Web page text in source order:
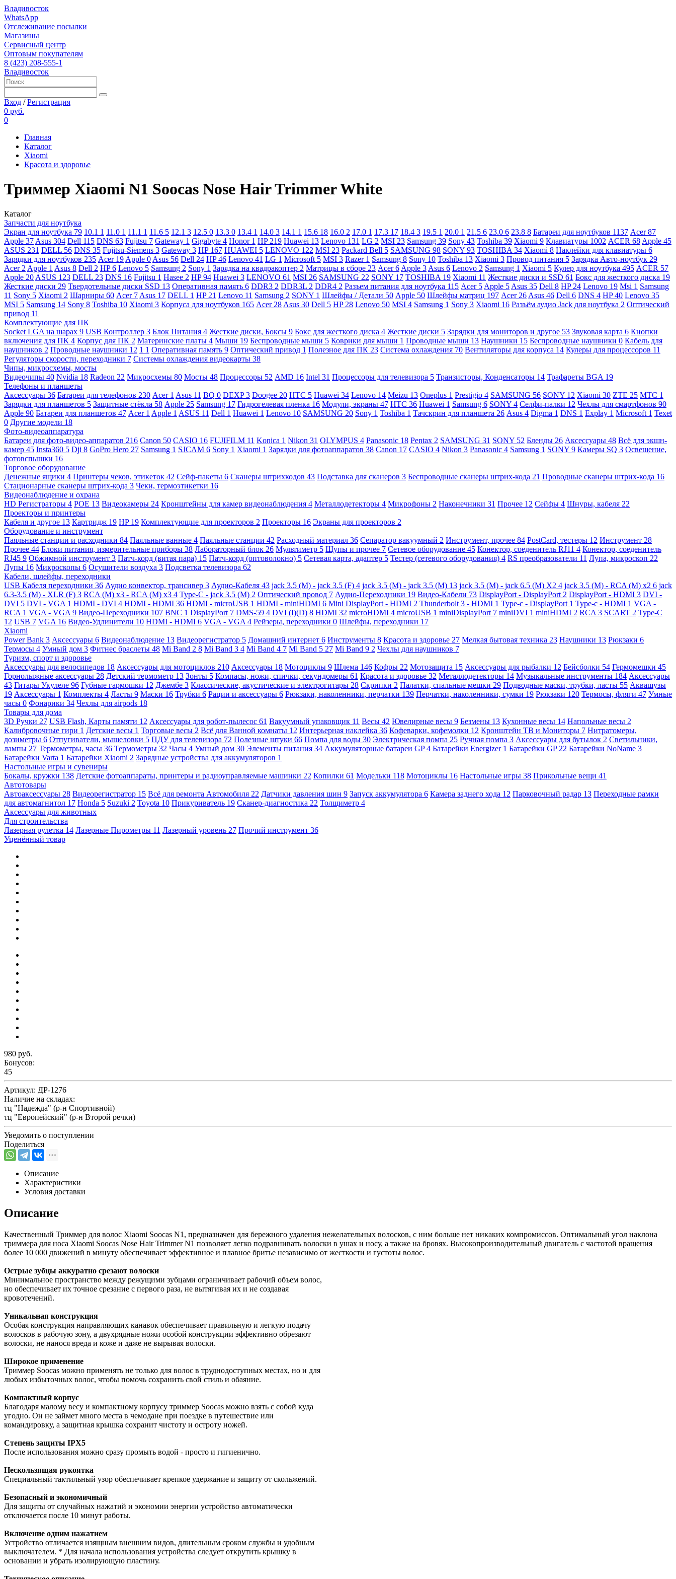
Владивосток
WhatsApp
Отслеживание посылки
Магазины
Сервисный центр
Оптовым покупателям
8 (423) 208-555-1
Владивосток
Вход /Регистрация
0 руб.
0
Главная
Каталог
Xiaomi
Красота и здоровье
Триммер Xiaomi N1 Soocas Nose Hair Trimmer White
Каталог
Запчасти для ноутбука
Экран для ноутбука 79 10.1 1 11.0 1 11.1 1 11.6 5 12.1 3 12.5 0 13.3 0 13.4 1 14.0 3 14.1 1 15.6 18 16.0 2 17.0 1 17.3 17 18.4 3 19.5 1 20.0 1 21.5 6 23.0 6 23.8 8 Батареи для ноутбуков 1137 Acer87
Apple 37 Asus 304 Dell 115 DNS 63 Fujitsu 7 Gateway 1 Gigabyte 4 Honor 1 HP 219 Huawei 13 Lenovo 131 LG 2 MSI 23 Samsung 39 Sony 43 Toshiba 39 Xiaomi 9 Клавиатуры 1002 ACER 68 Apple 45
ASUS 231 DELL 56 DNS 35 Fujitsu-Siemens 3 Gateway 3 HP 167 HUAWEI 5 LENOVO 122 MSI 23 Packard Bell 5 SAMSUNG 98 SONY 93 TOSHIBA 34 Xiaomi 8 Наклейки для клавиатуры 6
Зарядки для ноутбуков 235 Acer 19 Apple 0 Asus 56 Dell 24 HP46 Lenovo 41 LG 1 Microsoft 5 MSI 3 Razer 1 Samsung 8 Sony 10 Toshiba 13 Xiaomi 3 Провод питания 5 Зарядка Авто-ноутбук 29
Acer 2 Apple 1 Asus 8 Dell 2 HP6 Lenovo 5 Samsung 2 Sony 1 Зарядка на квадракоптер 2 Матрицы в сборе 23 Acer6 Apple 3 Asus 6 Lenovo 2 Samsung 1 Xiaomi 5 Кулер для ноутбука 495 ACER 57
Apple 20 ASUS 123 DELL 23 DNS 16 Fujitsu 1 Hasee 2 HP94 Huawei 3 LENOVO 61 MSI 26 SAMSUNG 22 SONY 17 TOSHIBA 19 Xiaomi 11 Жесткие диски и SSD 61 Бокс для жесткого диска 19
Жесткие диски 29 Твердотельные диски SSD 13 Оперативная память 6 DDR3 2 DDR3L 2 DDR4 2 Разъем питания для ноутбука 115 Acer 5 Apple 5 Asus 35 Dell 8 HP 24 Lenovo 19 Msi 1 Samsung
11 Sony 5 Xiaomi 2 Шарниры 60 Acer 7 Asus 17 DELL 1 HP 21 Lenovo 11 Samsung 2 SONY 1 Шлейфы / Детали 50 Apple 50 Шлейфы матриц 197 Acer 26 Asus 46 Dell 6 DNS 4 HP40 Lenovo 35
MSI 5 Samsung 14 Sony 8 Toshiba 10 Xiaomi 3 Корпуса для ноутбуков 165 Acer 28 Asus 30 Dell 5 HP 28 Lenovo 50 MSI 4 Samsung 1 Sony 3 Xiaomi 16 Разъём аудио Jack для ноутбука 2 Оптический
привод 11
Комплектующие для ПК
Socket LGA на шарах 9 USB Контроллер 3 Блок Питания 4 Жесткие диски, Боксы 9 Бокс для жесткого диска 4 Жесткие диски 5 Зарядки для мониторов и другое 53 Звуковая карта 6 Кнопки
включения для ПК 4 Корпус для ПК 2 Материнские платы 4 Мыши 19 Беспроводные мыши 5 Коврики для мыши 1 Проводные мыши 13 Наушники 15 Беспроводные наушники 0 Кабель для
наушников 2 Проводные наушники 12 1 1 Оперативная память 9 Оптический привод 1 Полезное для ПК 23 Система охлаждения 70 Вентиляторы для корпуса 14 Кулеры для процессоров 11
Регуляторы скорости, переходники 7 Системы охлаждения видеокарты 38
Чипы, микросхемы, мосты
Видеочипы 40 Nvidia 18 Radeon 22 Микросхемы 80 Мосты 48 Процессоры 52 AMD 16 Intel 31 Процессоры для телевизора 5 Транзисторы, Конденсаторы 14 Трафареты BGA 19
Телефоны и планшеты
Аксессуары 36 Батареи для телефонов 230 Acer 1 Asus 11 BQ 0 DEXP3 Doogee 20 HTC 5 Huawei 34 Lenovo 14 Meizu 13 Oneplus 1 Prestigio 4 SAMSUNG 56 SONY 12 Xiaomi 30 ZTE 25 МТС 1
Зарядки для планшетов 5 Защитные стёкла 58 Apple 25 Samsung 17 Гидрогелевая пленка 16 Модули, экраны 47 HTC 36 Huawei 1 Samsung 6 SONY 4 Селфи-палки 12 Чехлы для смартфонов 90
Apple 90 Батареи для планшетов 47 Acer 1 Apple 1 ASUS 11 Dell 1 Huawei 1 Lenovo 10 SAMSUNG 20 Sony 1 Toshiba 1 Тачскрин для планшета 26 Asus 4 Digma 1 DNS 1 Explay 1 Microsoft 1 Texet
0 Другие модели 18
Фото-видеоаппаратура
Батареи для фото-видео-аппаратов 216 Canon 50 CASIO 16 FUJIFILM 11 Konica 1 Nikon 31 OLYMPUS 4 Panasonic 18 Pentax 2 SAMSUNG 31 SONY 52 Бленды 26 Аксессуары 48 Всё для экшн-
камер 45 Insta360 5 Dji 8 GoPro Hero 27 Samsung 1 SJCAM 6 Sony 1 Xiaomi 1 Зарядки для фотоаппаратов 38 Canon 17 CASIO 4 Nikon 3 Panasonic 4 Samsung 1 SONY 9 Камеры SQ 3 Освещение,
фотовспышки 16
Торговое оборудование
Денежные ящики 4 Принтеры чеков, этикеток 42 Сейф-пакеты 6 Сканеры штрихкодов 43 Подставка для сканеров 3 Беспроводные сканеры штрих-кода 21 Проводные сканеры штрих-кода 16
Стационарные сканеры штрих-кода 3 Чеки, термоэтикетки 16
Видеонаблюдение и охрана
HD Регистраторы 4 POE 13 Видеокамеры 24 Кронштейны для камер видеонаблюдения 4 Металлодетекторы 4 Микрофоны 2 Наконечники 31 Прочее 12 Сейфы 4 Шнуры, кабеля 22
Проекторы и принтеры
Кабеля и другое 13 Картридж 19 HP 19 Комплектующие для проекторов 2 Проекторы 16 Экраны для проекторов 2
Оборудование и инструмент
Паяльные станции и расходники 84 Паяльные ванные 4 Паяльные станции 42 Расходный материал 36 Сепаратор вакуумный 2 Инструмент, прочее 84 PostCard, тестеры 12 Инструмент 28
Прочее 44 Блоки питания, измерительные приборы 38 Лабораторный блок 26 Мультиметр 5 Щупы и прочее 7 Сетевое оборудование 45 Конектор, соеденитель RJ11 4 Конектор, соеденитель
RJ45 9 Обжимной инструмент 3 Патч-корд (витая пара) 15 Патч-корд (оптоволокно) 5 Сетевая карта, адаптер 5 Тестер (сетевого оборудования) 4 RS преобразователи 11 Лупа, микроскоп 22
Лупы 16 Микроскопы 6 Осушители воздуха 3 Подсветка телевизора 62
Кабели, шлейфы, переходники
USB Кабеля переходники 36 Аудио конвектор, трансивер 3 Аудио-Кабеля 43 jack 3.5 (M) - jack 3.5 (F) 4 jack 3.5 (M) - jack 3.5 (M) 13 jack 3.5 (M) - jack 6.5 (M) X2 4 jack 3.5 (M) - RCA (M) x2 6 jack
6.3-3.5 (M) - XLR (F) 3 RCA (M) x3 - RCA (M) x3 4 Type-C - jack 3.5 (M) 2 Оптический провод 7 Аудио-Переходники 19 Видео-Кабели 73 DisplayPort - DisplayPort 2 DisplayPort - HDMI 3 DVI -
DVI 5 DVI - VGA 1 HDMI - DVI 4 HDMI - HDMI 36 HDMI - microUSB 1 HDMI - miniHDMI 6 Mini DisplayPort - HDMI 2 Thunderbolt 3 - HDMI 1 Type-c - DisplayPort 1 Type-c - HDMI 1 VGA -
RCA 1 VGA - VGA 9 Видео-Переходники 107 BNC 1 DisplayPort 7 DMS-59 4 DVI (I)(D) 8 HDMI 32 microHDMI 4 microUSB 1 miniDisplayPort 7 miniDVI 1 miniHDMI 2 RCA 3 SCART 2 Type-C
12 USB 7 VGA 16 Видео-Удлинители 10 HDMI - HDMI 6 VGA - VGA 4 Рейзеры, переходники 0 Шлейфы, переходники 17
Xiaomi
Power Bank 3 Аксессуары 6 Видеонаблюдение 13 Видеорегистратор 5 Домашний интернет 6 Инструменты 8 Красота и здоровье 27 Мелкая бытовая техника 23 Наушники 13 Рюкзаки 6
Термосы 4 Умный дом 3 Фитнес браслеты 48 Mi Band 2 8 Mi Band 3 4 Mi Band 4 7 Mi Band 5 27 Mi Band 9 2 Чехлы для наушников 7
Туризм, спорт и здоровье
Аксессуары для велосипедов 18 Аксессуары для мотоциклов 210 Аксессуары 18 Мотоциклы 9 Шлема 146 Кофры 22 Мотозащита 15 Аксессуары для рыбалки 12 Бейсболки 54 Гермомешки 45
Горнолыжные аксессуары 28 Детский термометр 13 Зонты 5 Компасы, ножи, спички, секундомеры 61 Красота и здоровье 32 Металлодетекторы 14 Музыкальные инструменты 184 Аксессуары
43 Гитары Укулеле 96 Губные гармошки 12 Джембе 3 Классические, акустические и электрогитары 28 Скрипки 2 Палатки, спальные мешки 29 Подводные маски, трубки, ласты 55 Аквашузы
19 Аксессуары 1 Комплекты 4 Ласты 9 Маски 16 Трубки 6 Рации и аксессуары 6 Рюкзаки, наколенники, перчатки 139 Перчатки, наколенники, сумки 19 Рюкзаки 120 Термосы, фляги 47 Умные
часы 0 Фонарики 34 Чехлы для airpods 18
Товары для дома
3D Ручки 27 USB Flash, Карты памяти 12 Аксессуары для робот-пылесос 61 Вакуумный упаковщик 11 Весы 42 Ювелирные весы 9 Безмены 13 Кухонные весы 14 Напольные весы 2
Калибровочные гири 1 Детские весы 1 Торговые весы 2 Всё для Ванной комнаты 12 Интерьерная наклейка 36 Кофеварки, кофемолки 12 Кронштейн ТВ и Мониторы 7 Нитратомеры,
дозиметры 6 Отпугиватели, мышеловки 5 ПДУ для телевизора 72 Полезные штуки 66 Помпа для воды 30 Электрическая помпа 25 Ручная помпа 3 Аксессуары для бутылок 2 Светильники,
лампы 27 Термометры, часы 36 Термометры 32 Часы 4 Умный дом 30 Элементы питания 34 Аккумуляторные батареи GP4 Батарейки Energizer 1 Батарейки GP 22 Батарейки NoName 3
Батарейки Varta 1 Батарейки Xiaomi 2 Зарядные устройства для аккумуляторов 1
Настольные игры и сувениры
Бокалы, кружки 138 Детские фотоаппараты, принтеры и радиоуправляемые машинки 22 Копилки 61 Модельки 118 Мотоциклы 16 Настольные игры 38 Прикольные вещи 41
Автотовары
Автоаксессуары 28 Видеорегистратор 15 Всё для ремонта Автомобиля 22 Датчики давления шин 9 Запуск аккумулятора 6 Камера заднего хода 12 Парковочный радар 13 Переходные рамки
для автомагнитол 17 Honda 5 Suzuki 2 Toyota 10 Прикуриватель 19 Сканер-диагностика 22 Толщиметр 4
Аксессуары для животных
Для строительства
Лазерная рулетка 14 Лазерные Пирометры 11 Лазерный уровень 27 Прочий инструмент 36
Уценённый товар
980 руб.
Бонусов:
45
Артикул: ДР-1276
Наличие на складах:
тц "Надежда" (р-н Спортивной)
тц "Европейский" (р-н Второй речки)
Уведомить о поступлении
Поделиться
Описание
Характеристики
Условия доставки
Описание
Качественный Триммер для волос Xiaomi Soocas N1, предназначен для бережного удаления нежелательных волосков, с ним больше нет никаких компромиссов. Оптимальный угол наклона
триммера для носа Xiaomi Soocas Nose Hair Trimmer N1 позволяет легко подравнивать волоски в ушах и носу, а также на бровях. Высокопроизводительный двигатель с частотой вращения
более 10 000 движений в минуту обеспечивает эффективное и плавное бритье независимо от жесткости и густоты волос.
Острые зубцы аккуратно срезают волоски
Минимальное пространство между режущими зубцами ограничивает рабочий объем волос,
но обеспечивает их точное срезание с первого раза, не вытягивая их и не создавая
кровотечений.
Уникальная конструкция
Особая конструкция направляющих канавок обеспечивает правильную и легкую подачу
волосков в рабочую зону, а двухрядные ножи особой конструкции эффективно обрезают
волоски, не нанося вреда и коже и даже не вырывая волоски.
Широкое применение
Триммер Soocas можно применять не только для волос в труднодоступных местах, но и для
любых избыточных волос, чтобы помочь сохранить свой стиль и обаяние.
Компактный корпус
Благодаря малому весу и компактному корпусу триммер Soocas можно взять с собой куда
угодно. Он не займет много места в чемодане при поездке в путешествие или
командировку, а защитная крышка сохранит чистоту и остроту ножей.
Степень защиты IPX5
После использования можно сразу промыть водой - просто и гигиенично.
Нескользящая рукоятка
Специальный тактильный узор обеспечивает крепкое удержание и защиту от скольжений.
Безопасный и экономичный
Для защиты от случайных нажатий и экономии энергии устройство автоматически
отключается после 10 минут работы.
Включение одним нажатием
Устройство отличается изящным внешним видов, длительным сроком службы и удобным
выключателем. * Для начала использования устройства следует открутить крышку в
основании и убрать изолирующую пластину.